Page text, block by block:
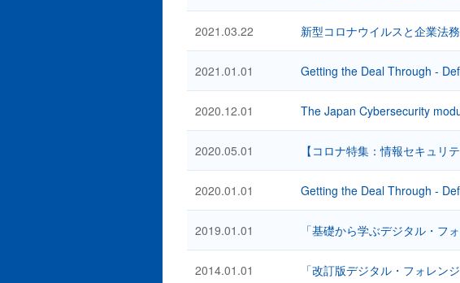
2021.03.22 新型コロナウイルスと企業法
2021.01.01 Getting the Deal Through -
2020.12.01 The Japan Cybersecurity
2020.05.01 【コロナ特集：情報セキュリ
2020.01.01 Getting the Deal Through -
2019.01.01 「基礎から学ぶデジタル・フ
2014.01.01 「改訂版デジタル・フォレン